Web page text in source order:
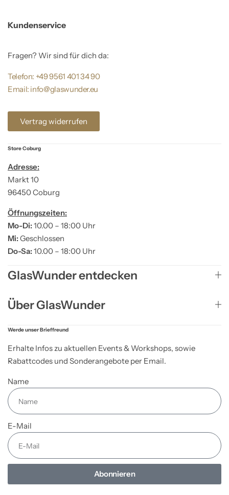
Kundenservice
Fragen? Wir sind für dich da:
Telefon: +49 9561 401 34 90
Email: info@glaswunder.eu
Vertrag widerrufen
Store Coburg
Adresse:
Markt 10
96450 Coburg
Öffnungszeiten:
Mo-Di:10.00 – 18:00 Uhr
Mi:Geschlossen
Do-Sa:10.00 – 18:00 Uhr
GlasWunder entdecken
Über GlasWunder
Werde unser Brieffreund
Erhalte Infos zu aktuellen Events & Workshops, sowie
Rabattcodes und Sonderangebote per Email.
Name
E-Mail
Abonnieren